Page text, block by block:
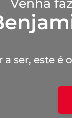
Venha
ser, este é